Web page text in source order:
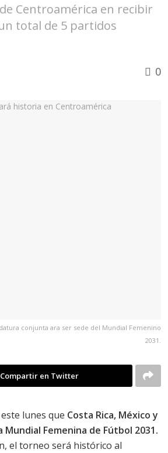
Centroamérica en recibir
total de 5 partidos
0
conjunta ara ser sede del Mundial Femenino
2031.
Compartir en Twitter
lunes que Costa Rica, México y
Femenina de Fútbol 2031.
el torneo será histórico al